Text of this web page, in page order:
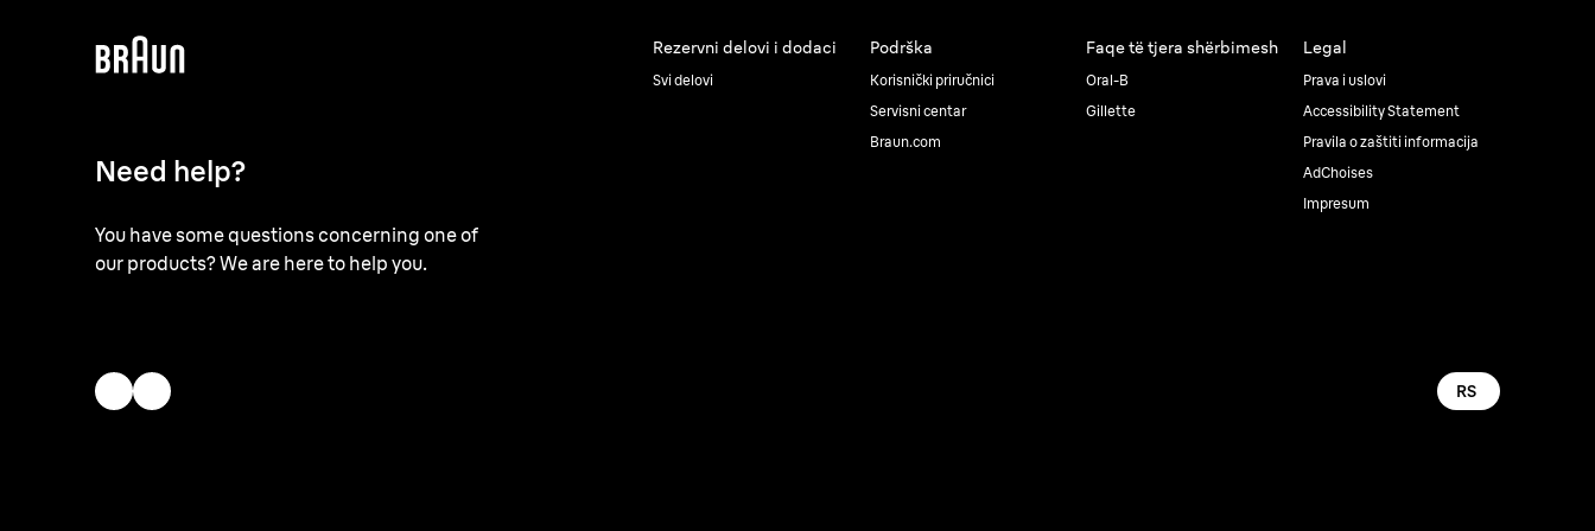
Need help?
You have some questions concerning one of
our products? We are here to help you.
Rezervni delovi i dodaci
Svi delovi
Podrška
Korisnički priručnici
Servisni centar
Braun.com
Faqe të tjera shërbimesh
Oral-B
Gillette
Legal
Prava i uslovi
Accessibility Statement
Pravila o zaštiti informacija
AdChoises
Impresum
RS